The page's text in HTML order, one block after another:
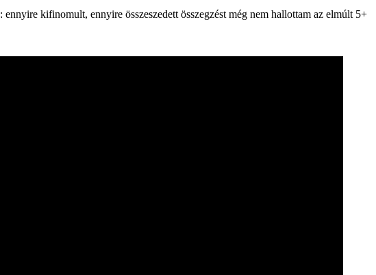
: ennyire kifinomult, ennyire összeszedett összegzést még nem hallottam az elmúlt 5+